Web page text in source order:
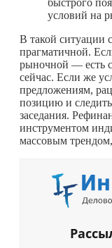
условий на
В такой ситуации
прагматичной.
рыночной — есть
сейчас. Если же
предложениям,
позицию и
заседания.
инструментом
массовым